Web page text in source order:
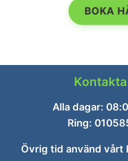
BOKA
Alla dagar:
Ring:
Övrig tid använd vårt